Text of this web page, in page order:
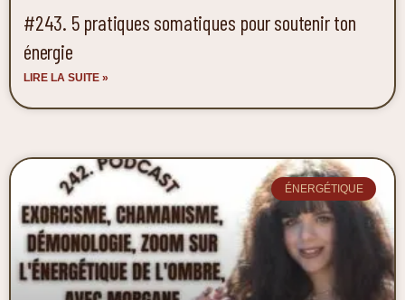
#243. 5 pratiques somatiques pour soutenir ton
énergie
LIRE LA SUITE »
ÉNERGÉTIQUE